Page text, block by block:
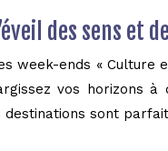
des sens et
week-ends «
vos horizons
sont